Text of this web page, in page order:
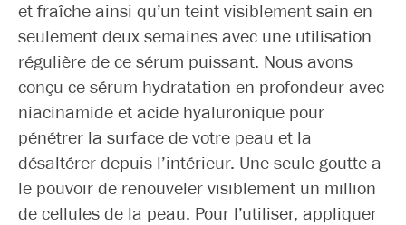
et fraîche ainsi qu’un teint visiblement sain en
seulement deux semaines avec une utilisation
régulière de ce sérum puissant. Nous avons
conçu ce sérum hydratation en profondeur avec
niacinamide et acide hyaluronique pour
pénétrer la surface de votre peau et la
désaltérer depuis l’intérieur. Une seule goutte a
le pouvoir de renouveler visiblement un million
de cellules de la peau. Pour l’utiliser, appliquer